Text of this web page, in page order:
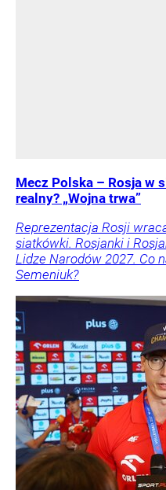
Mecz Polska – Rosja w
realny? „Wojna trwa”
Reprezentacja Rosji
siatkówki. Rosjanki i
Lidze Narodów 2027. Co
Semeniuk?